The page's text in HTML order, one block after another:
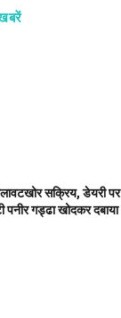
सक्रिय, डेयरी पर
पनीर गड्ढा खोदकर दबाया